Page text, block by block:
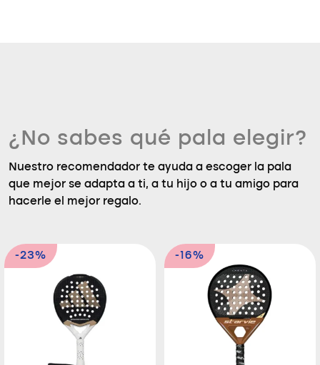
¿No sabes qué pala elegir?
Nuestro recomendador te ayuda a escoger la pala
que mejor se adapta a ti, a tu hijo o a tu amigo para
hacerle el mejor regalo.
-23% -16%